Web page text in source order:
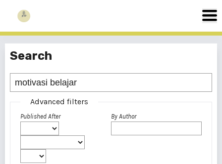
Search
Advanced filters
Published After By Author